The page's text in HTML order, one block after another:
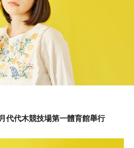
代代木競技場第一體育館舉行